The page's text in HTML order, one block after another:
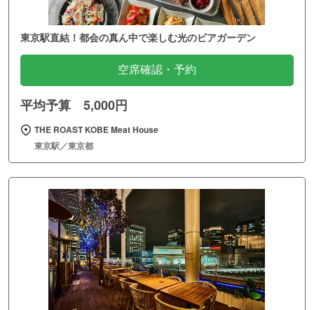
東京駅直結！都会の真ん中で楽しむ光のビアガーデン
空席確認・予約
平均予算 5,000円
THE ROAST KOBE Meat House
東京駅／東京都